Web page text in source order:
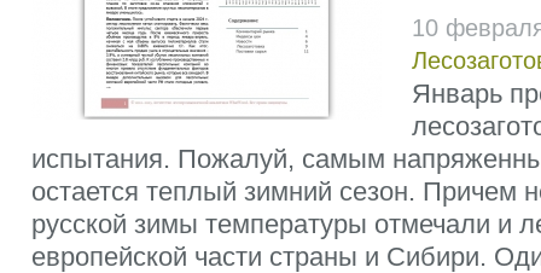
10
Январь
испытания. Пожалуй, самым
остается теплый зимний сезон. Причем
русской зимы температуры отмечали и
европейской части страны и Сибири.